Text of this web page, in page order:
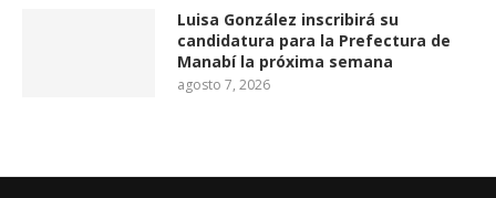
Luisa González inscribirá su
candidatura para la Prefectura de
Manabí la próxima semana
agosto 7, 2026